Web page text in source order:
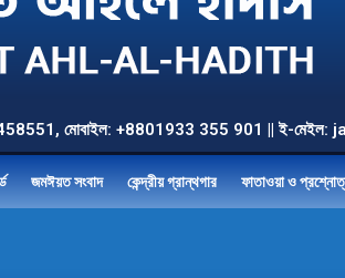
মোবাইল: +8801933 355 901 || ই-
জমঈয়ত সংবাদ কেন্দ্রীয় গ্রান্থগার ফাতাওয়া ও